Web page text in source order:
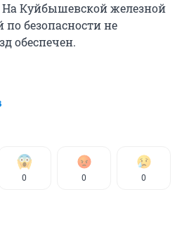
На Куйбышевской железной
безопасности не
обеспечен.
0 0 0